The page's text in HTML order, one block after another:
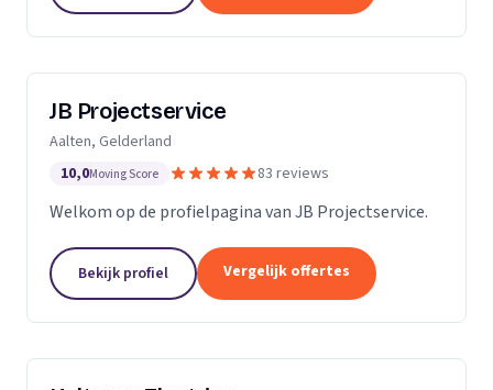
JB Projectservice
Aalten, Gelderland
10,0Moving Score 83 reviews
Welkom op de profielpagina van JB Projectservice.
Bekijk profiel Vergelijk offertes